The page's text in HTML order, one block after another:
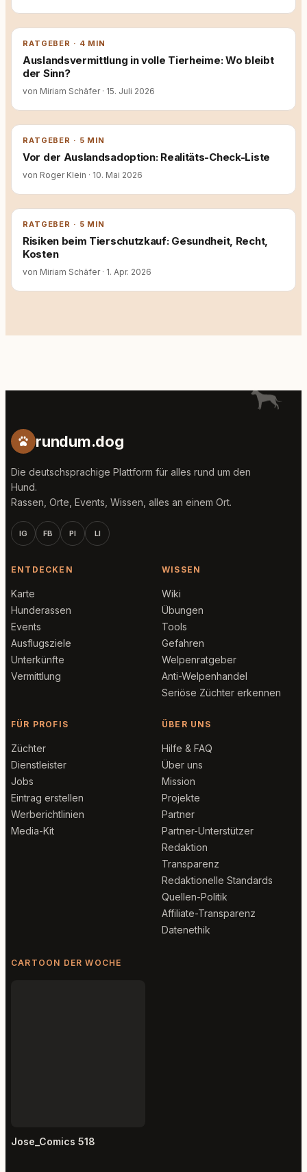
RATGEBER · 4 MIN
Auslandsvermittlung in volle Tierheime: Wo bleibt
der Sinn?
von Miriam Schäfer · 15. Juli 2026
RATGEBER · 5 MIN
Vor der Auslandsadoption: Realitäts-Check-Liste
von Roger Klein · 10. Mai 2026
RATGEBER · 5 MIN
Risiken beim Tierschutzkauf: Gesundheit, Recht,
Kosten
von Miriam Schäfer · 1. Apr. 2026
rundum.dog
Die deutschsprachige Plattform für alles rund um den
Hund.
Rassen, Orte, Events, Wissen, alles an einem Ort.
IG FB PI LI
ENTDECKEN
Karte
Hunderassen
Events
Ausflugsziele
Unterkünfte
Vermittlung
WISSEN
Wiki
Übungen
Tools
Gefahren
Welpenratgeber
Anti-Welpenhandel
Seriöse Züchter erkennen
FÜR PROFIS
Züchter
Dienstleister
Jobs
Eintrag erstellen
Werberichtlinien
Media-Kit
ÜBER UNS
Hilfe & FAQ
Über uns
Mission
Projekte
Partner
Partner-Unterstützer
Redaktion
Transparenz
Redaktionelle Standards
Quellen-Politik
Affiliate-Transparenz
Datenethik
CARTOON DER WOCHE
Jose_Comics 518